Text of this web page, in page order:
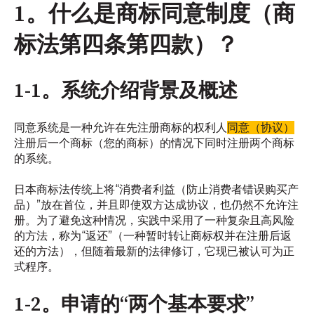
1。什么是商标同意制度（商
标法第四条第四款）？
1-1。系统介绍背景及概述
同意系统是一种允许在先注册商标的权利人同意（协议）
注册后一个商标（您的商标）的情况下同时注册两个商标
的系统。
日本商标法传统上将“消费者利益（防止消费者错误购买产
品）”放在首位，并且即使双方达成协议，也仍然不允许注
册。为了避免这种情况，实践中采用了一种复杂且高风险
的方法，称为“返还”（一种暂时转让商标权并在注册后返
还的方法），但随着最新的法律修订，它现已被认可为正
式程序。
1-2。申请的“两个基本要求”